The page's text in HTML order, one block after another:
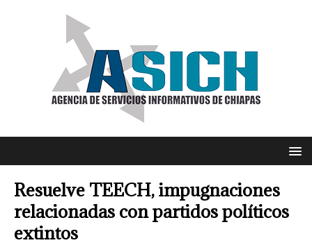
Resuelve TEECH, impugnaciones
relacionadas con partidos políticos
extintos